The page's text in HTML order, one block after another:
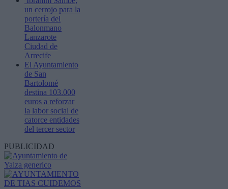
un cerrojo para la
portería del
Balonmano
Lanzarote
Ciudad de
Arrecife
El Ayuntamiento
de San
Bartolomé
destina 103.000
euros a reforzar
la labor social de
catorce entidades
del tercer sector
PUBLICIDAD